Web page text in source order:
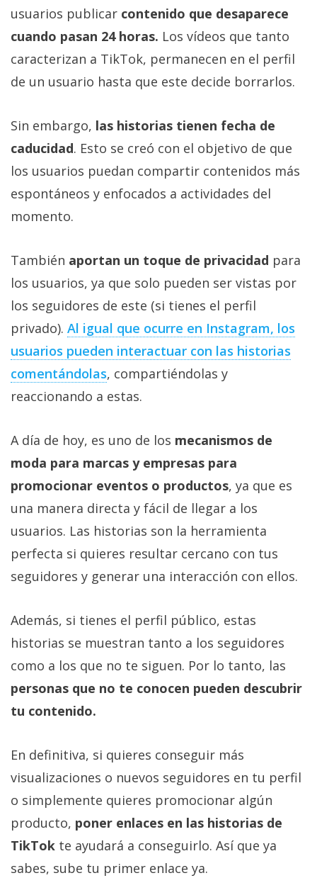
usuarios publicar contenido que desaparece
cuando pasan 24 horas. Los vídeos que tanto
caracterizan a TikTok, permanecen en el perfil
de un usuario hasta que este decide borrarlos.
Sin embargo, las historias tienen fecha de
caducidad. Esto se creó con el objetivo de que
los usuarios puedan compartir contenidos más
espontáneos y enfocados a actividades del
momento.
También aportan un toque de privacidad para
los usuarios, ya que solo pueden ser vistas por
los seguidores de este (si tienes el perfil
privado). Al igual que ocurre en Instagram, los
usuarios pueden interactuar con las historias
comentándolas, compartiéndolas y
reaccionando a estas.
A día de hoy, es uno de los mecanismos de
moda para marcas y empresas para
promocionar eventos o productos, ya que es
una manera directa y fácil de llegar a los
usuarios. Las historias son la herramienta
perfecta si quieres resultar cercano con tus
seguidores y generar una interacción con ellos.
Además, si tienes el perfil público, estas
historias se muestran tanto a los seguidores
como a los que no te siguen. Por lo tanto, las
personas que no te conocen pueden descubrir
tu contenido.
En definitiva, si quieres conseguir más
visualizaciones o nuevos seguidores en tu perfil
o simplemente quieres promocionar algún
producto, poner enlaces en las historias de
TikTok te ayudará a conseguirlo. Así que ya
sabes, sube tu primer enlace ya.